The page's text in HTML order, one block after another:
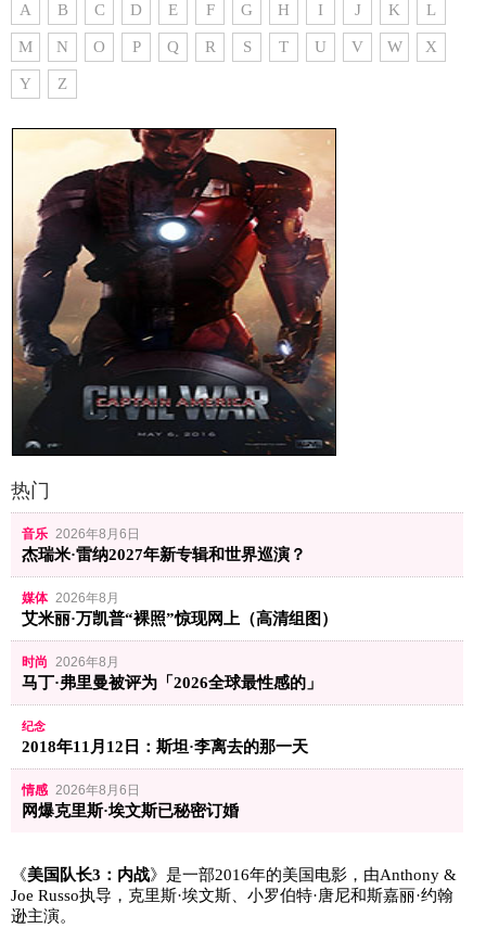
A B C D E F G H I J K L
M N O P Q R S T U V W X
Y Z
热门
音乐 2026年8月6日
杰瑞米·雷纳2027年新专辑和世界巡演？
媒体 2026年8月
艾米丽·万凯普“裸照”惊现网上（高清组图）
时尚 2026年8月
马丁·弗里曼被评为「2026全球最性感的」
纪念
2018年11月12日：斯坦·李离去的那一天
情感 2026年8月6日
网爆克里斯·埃文斯已秘密订婚
《美国队长3：内战》是一部2016年的美国电影，由Anthony &
Joe Russo执导，克里斯·埃文斯、小罗伯特·唐尼和斯嘉丽·约翰
逊主演。